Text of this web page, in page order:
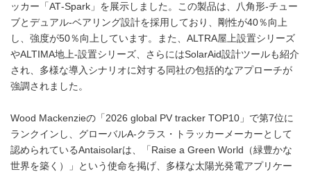
ッカー「AT‑Spark」を展示しました。この製品は、八角形‑チュー
ブとデュアル‑ベアリング設計を採用しており、剛性が40％向上
し、強度が50％向上しています。また、ALTRA屋上設置シリーズ
やALTIMA地上‑設置シリーズ、さらにはSolarAid設計ツールも紹介
され、多様な導入シナリオに対する同社の包括的なアプローチが
強調されました。
Wood Mackenzieの「2026 global PV tracker TOP10」で第7位に
ランクインし、グローバルA‑クラス・トラッカーメーカーとして
認められているAntaisolarは、「Raise a Green World（緑豊かな
世界を築く）」という使命を掲げ、多様な太陽光発電アプリケー